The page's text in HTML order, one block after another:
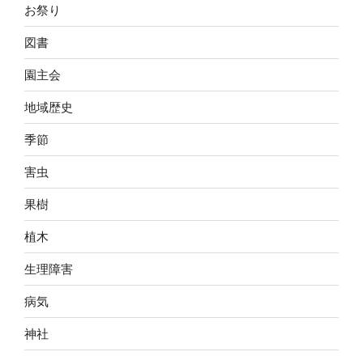
お祭り
図書
園主会
地域歴史
季節
害虫
果樹
植木
生理障害
病気
神社